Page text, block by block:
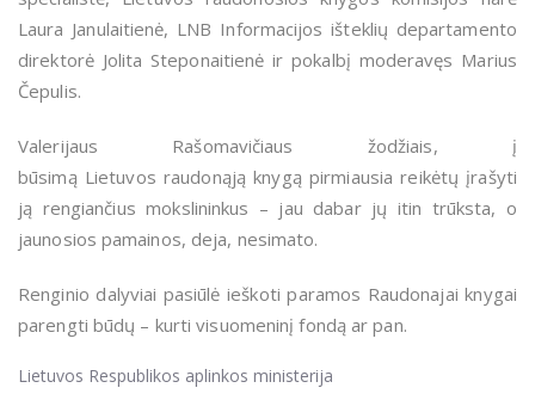
Laura Janulaitienė, LNB Informacijos išteklių departamento
direktorė Jolita Steponaitienė ir pokalbį moderavęs Marius
Čepulis.
Valerijaus Rašomavičiaus žodžiais, į
būsimą Lietuvos raudonąją knygą pirmiausia reikėtų įrašyti
ją rengiančius mokslininkus – jau dabar jų itin trūksta, o
jaunosios pamainos, deja, nesimato.
Renginio dalyviai pasiūlė ieškoti paramos Raudonajai knygai
parengti būdų – kurti visuomeninį fondą ar pan.
Lietuvos Respublikos aplinkos ministerija